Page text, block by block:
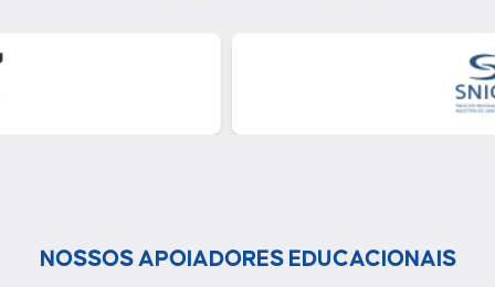
NOSSOS APOIADORES EDUCACIONAIS